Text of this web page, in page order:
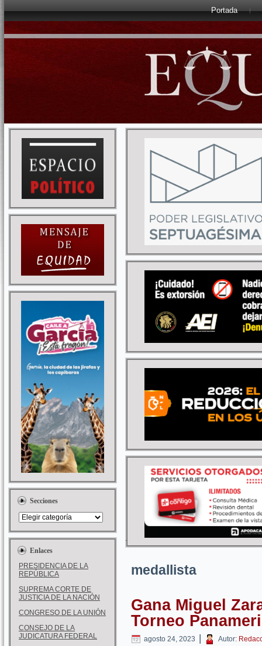
Portada
Secciones
Enlaces
PRESIDENCIA DE LA
REPÚBLICA
SUPREMA CORTE DE
JUSTICIA DE LA NACIÓN
CONGRESO DE LA UNIÓN
CONSEJO DE LA
JUDICATURA FEDERAL
medallista
Gana Miguel
Torneo
agosto 24, 2023 | Autor: